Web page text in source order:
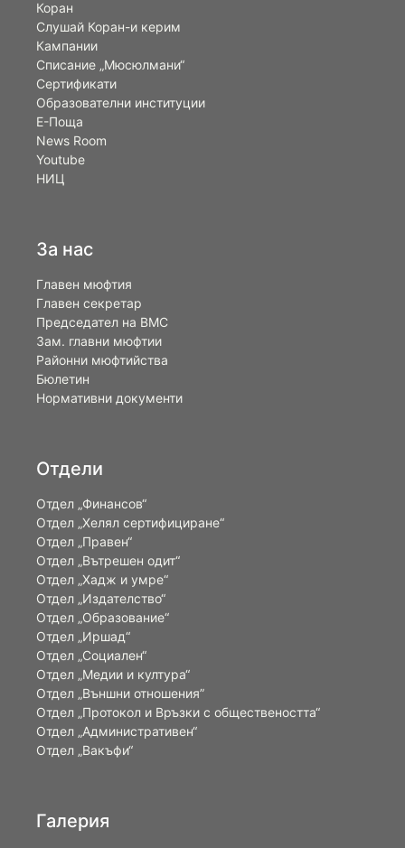
Коран
Слушай Коран-и керим
Кампании
Списание „Мюсюлмани“
Сертификати
Образователни институции
Е-Поща
News Room
Youtube
НИЦ
За нас
Главен мюфтия
Главен секретар
Председател на ВМС
Зам. главни мюфтии
Районни мюфтийства
Бюлетин
Нормативни документи
Отдели
Отдел „Финансов“
Отдел „Хелял сертифициране“
Отдел „Правен“
Отдел „Вътрешен одит“
Отдел „Хадж и умре“
Отдел „Издателство“
Отдел „Образование“
Отдел „Иршад“
Отдел „Социален“
Отдел „Медии и култура“
Отдел „Външни отношения”
Oтдел „Протокол и Връзки с обществеността“
Отдел „Административен“
Отдел „Вакъфи“
Галерия